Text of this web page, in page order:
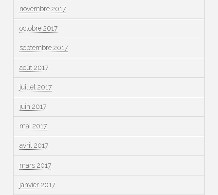
novembre 2017
octobre 2017
septembre 2017
août 2017
juillet 2017
juin 2017
mai 2017
avril 2017
mars 2017
janvier 2017